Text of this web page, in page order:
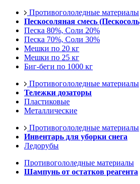
Противогололедные материалы
Пескосоляная смесь
Песка 80%, Соли 20%
Песка 70%, Соли 30%
Мешки по 20 кг
Мешки по 25 кг
Биг-беги по 1000 кг
Противогололедные материалы
Тележки дозаторы
Пластиковые
Металлические
Противогололедные материалы
Инвентарь для уборки снега
Ледорубы
Противогололедные материалы
Шампунь от остатков реагента